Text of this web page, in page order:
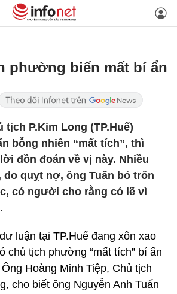
phường biến mất bí ẩn
tịch P.Kim Long (TP.Huế)
bỗng nhiên “mất tích”, thì
đồn đoán về vị này. Nhiều
quỵt nợ, ông Tuấn bỏ trốn
có người cho rằng có lẽ vì
luận tại TP.Huế đang xôn xao
chủ tịch phường “mất tích” bí ẩn
Hoàng Minh Tiệp, Chủ tịch
cho biết ông Nguyễn Anh Tuấn